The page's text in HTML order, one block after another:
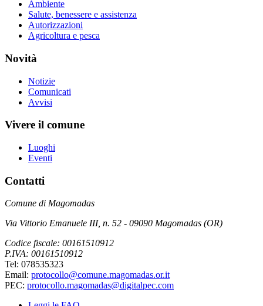
Ambiente
Salute, benessere e assistenza
Autorizzazioni
Agricoltura e pesca
Novità
Notizie
Comunicati
Avvisi
Vivere il comune
Luoghi
Eventi
Contatti
Comune di Magomadas
Via Vittorio Emanuele III, n. 52 - 09090 Magomadas (OR)
Codice fiscale: 00161510912
P.IVA: 00161510912
Tel: 078535323
Email: protocollo@comune.magomadas.or.it
PEC: protocollo.magomadas@digitalpec.com